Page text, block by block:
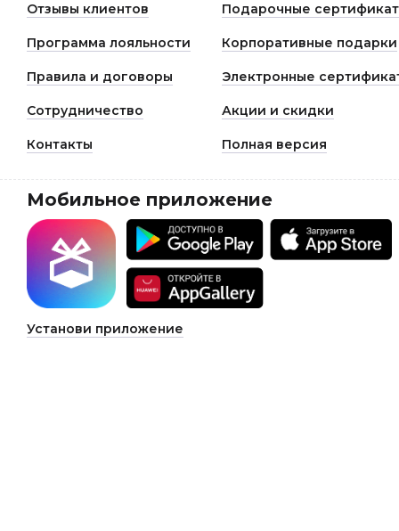
Отзывы клиентов Подарочные
Программа лояльности Корпоративные подарки
Правила и договоры Электронные
Сотрудничество Акции и скидки
Контакты Полная версия
Мобильное приложение
Установи приложение